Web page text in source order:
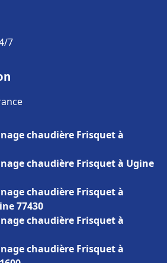
7
chaudière Frisquet à
chaudière Frisquet à Ugine
chaudière Frisquet à
77430
chaudière Frisquet à
chaudière Frisquet à